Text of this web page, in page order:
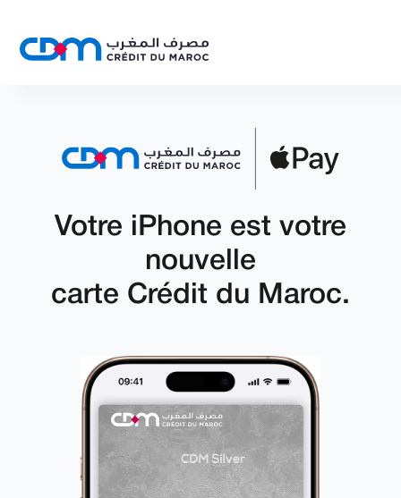
Votre iPhone est votre
nouvelle
carte Crédit du Maroc.